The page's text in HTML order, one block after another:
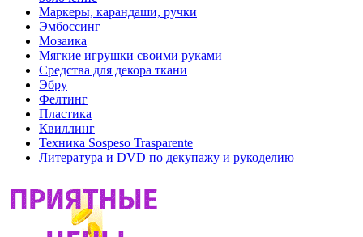
Маркеры, карандаши, ручки
Эмбоссинг
Мозаика
Мягкие игрушки своими руками
Средства для декора ткани
Эбру
Фелтинг
Пластика
Квиллинг
Техника Sospeso Trasparente
Литература и DVD по декупажу и рукоделию